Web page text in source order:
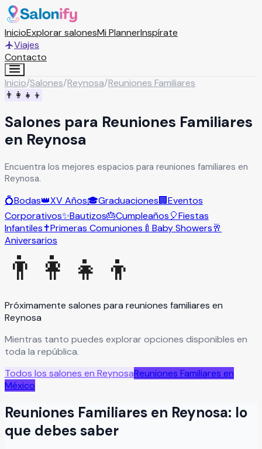
InicioExplorar salonesMi PlannerInspírate
Viajes
Contacto
Inicio/Salones/Reynosa/Reuniones Familiares
👨‍👩‍👧‍👦
Salones para Reuniones Familiares
en Reynosa
Encuentra los mejores espacios para reuniones familiares en
Reynosa.
💍Bodas👑XV Años🎓Graduaciones🏢Eventos
Corporativos✨Bautizos🎂Cumpleaños🎈Fiestas
Infantiles✝️Primeras Comuniones 🍼 Baby Showers🥂
Aniversarios
👨‍👩‍👧‍👦
Próximamente salones para reuniones familiares en
Reynosa
Mientras tanto puedes explorar opciones disponibles en
toda la república.
Todos los salones en ReynosaReuniones Familiares en
México
Reuniones Familiares en Reynosa: lo
que debes saber